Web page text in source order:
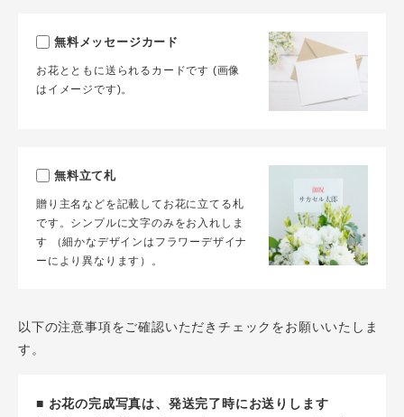
無料メッセージカード
お花とともに送られるカードです (画像
はイメージです)。
無料立て札
贈り主名などを記載してお花に立てる札
です。シンプルに文字のみをお入れしま
す （細かなデザインはフラワーデザイナ
ーにより異なります）。
以下の注意事項をご確認いただきチェックをお願いいたしま
す。
■ お花の完成写真は、発送完了時にお送りします